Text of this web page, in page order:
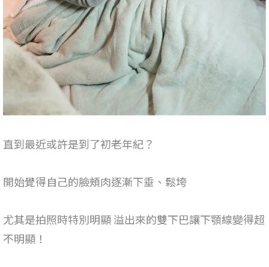
直到最近或許是到了初老年紀？
開始覺得自己的臉頰肉逐漸下垂、鬆垮
尤其是拍照時特別明顯 溢出來的雙下巴讓下顎線變得超
不明顯！